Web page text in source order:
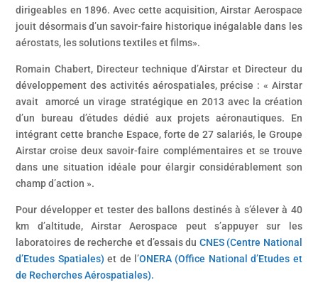
dirigeables en 1896. Avec cette acquisition, Airstar Aerospace
jouit désormais d’un savoir-faire historique inégalable dans les
aérostats, les solutions textiles et films».
Romain Chabert, Directeur technique d’Airstar et Directeur du
développement des activités aérospatiales, précise : « Airstar
avait amorcé un virage stratégique en 2013 avec la création
d’un bureau d’études dédié aux projets aéronautiques. En
intégrant cette branche Espace, forte de 27 salariés, le Groupe
Airstar croise deux savoir-faire complémentaires et se trouve
dans une situation idéale pour élargir considérablement son
champ d’action ».
Pour développer et tester des ballons destinés à s’élever à 40
km d’altitude, Airstar Aerospace peut s’appuyer sur les
laboratoires de recherche et d’essais du CNES (Centre National
d’Etudes Spatiales) et de l’ONERA (Office National d’Etudes et
de Recherches Aérospatiales).